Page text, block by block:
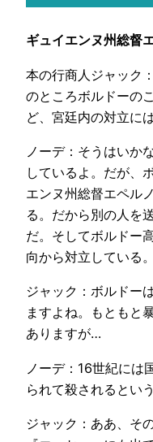
ギュイエンヌ州総督
本の行商人ジャック
のところボルドーの
ど、宮廷内の対立に
ノーデ：そうはいか
しているよ。だが、
エンヌ州総督エペル
る。だから別の人を
だ。そしてボルドー
向から対立している。
ジャック：ボルドー
ますよね。もともと
ありますが…
ノーデ：16世紀には
られて殺されるとい
ジャック：ああ、そ